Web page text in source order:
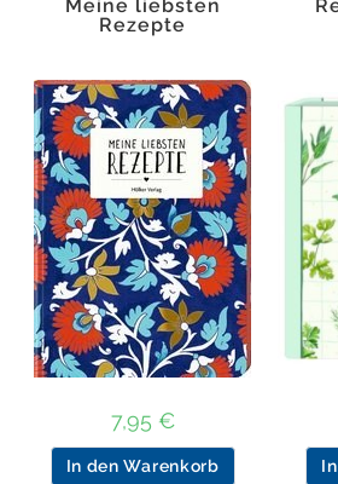
Meine liebsten
Rezepte
7,95 €
In den Warenkorb